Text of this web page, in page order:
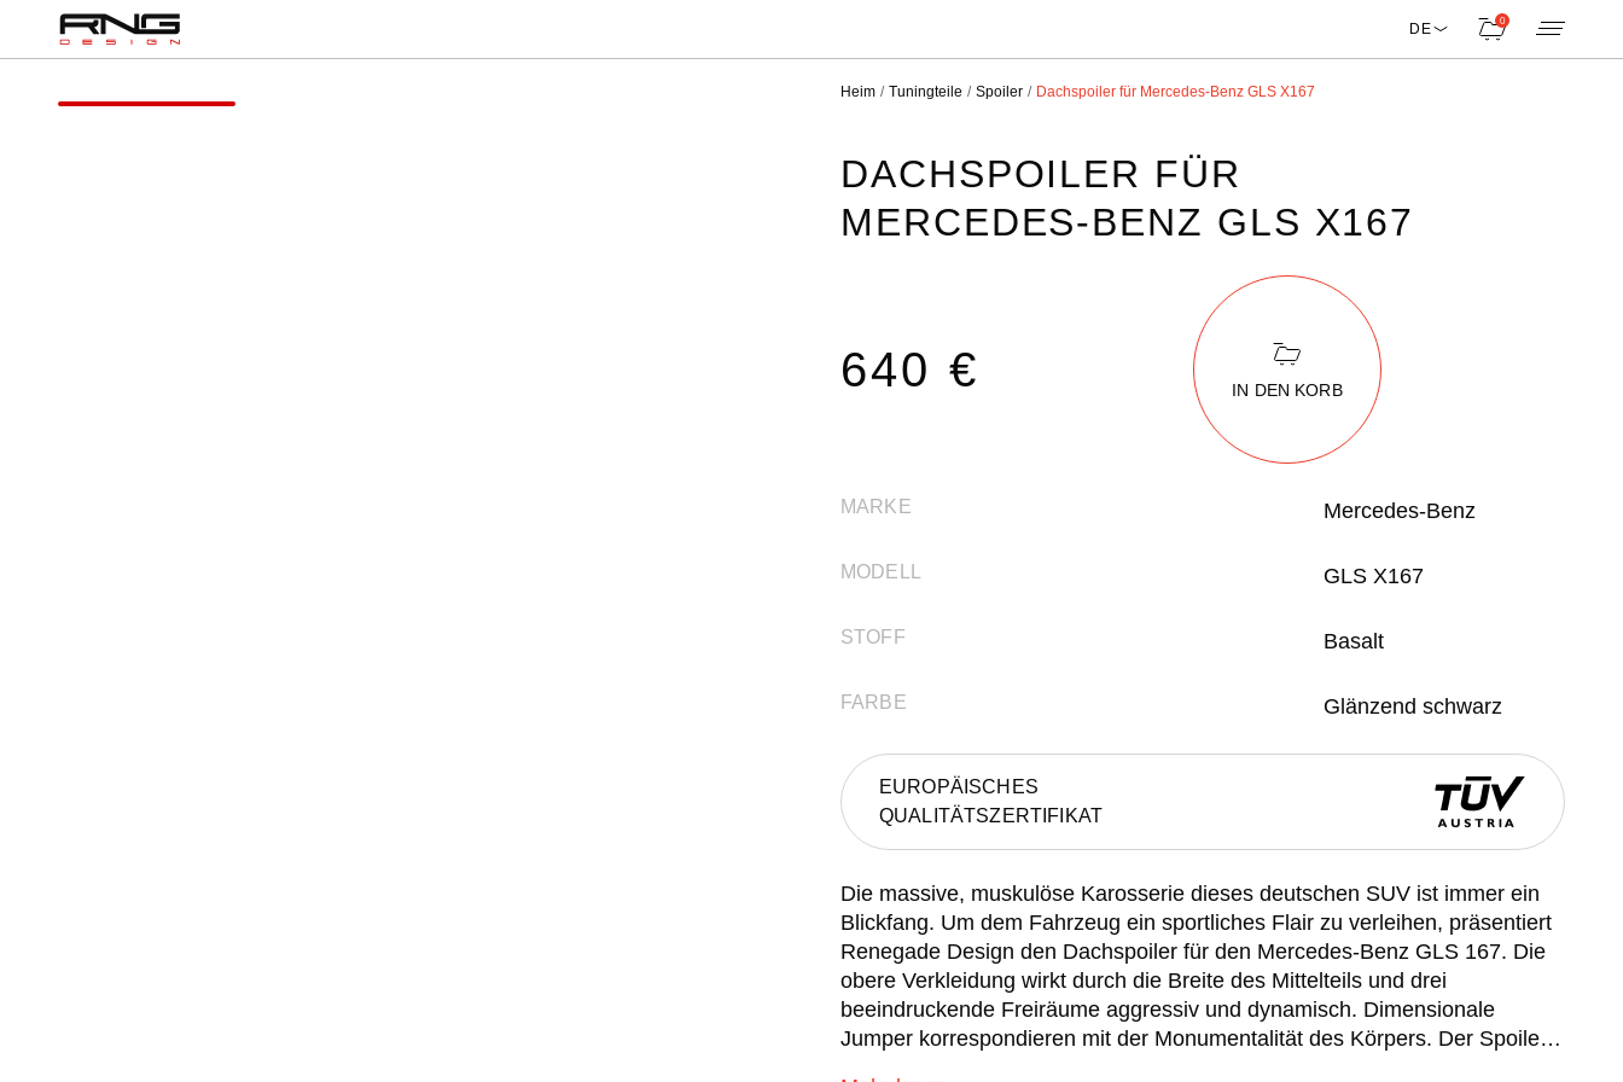
DE 0
Heim Tuningteile Spoiler Dachspoiler für Mercedes-Benz GLS X167
DACHSPOILER FÜR
MERCEDES-BENZ GLS X167
640 € IN DEN KORB
MARKE Mercedes-Benz
MODELL GLS X167
STOFF Basalt
FARBE Glänzend schwarz
EUROPÄISCHES
QUALITÄTSZERTIFIKAT
Die massive, muskulöse Karosserie dieses deutschen SUV ist immer ein
Blickfang. Um dem Fahrzeug ein sportliches Flair zu verleihen, präsentiert
Renegade Design den Dachspoiler für den Mercedes-Benz GLS 167. Die
obere Verkleidung wirkt durch die Breite des Mittelteils und drei
beeindruckende Freiräume aggressiv und dynamisch. Dimensionale
Jumper korrespondieren mit der Monumentalität des Körpers. Der Spoiler